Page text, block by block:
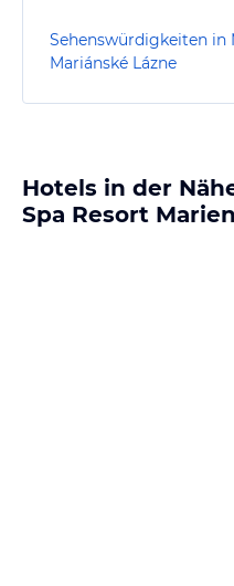
Sehenswürdigkeiten in
Mariánské Lázne
Hotels in der
Spa Resort